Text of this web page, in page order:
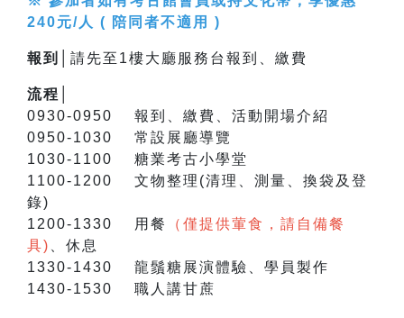
240元/人 ( 陪同者不適用 )
報到│ 請先至1樓大廳服務台報到、繳費
流程│
0930-0950 報到、繳費、活動開場介紹
0950-1030 常設展廳導覽
1030-1100 糖業考古小學堂
1100-1200 文物整理(清理、測量、換袋及登
錄)
1200-1330 用餐
（僅提供葷食，請自備餐
具)
、休息
1330-1430 龍鬚糖展演體驗、學員製作
1430-1530 職人講甘蔗